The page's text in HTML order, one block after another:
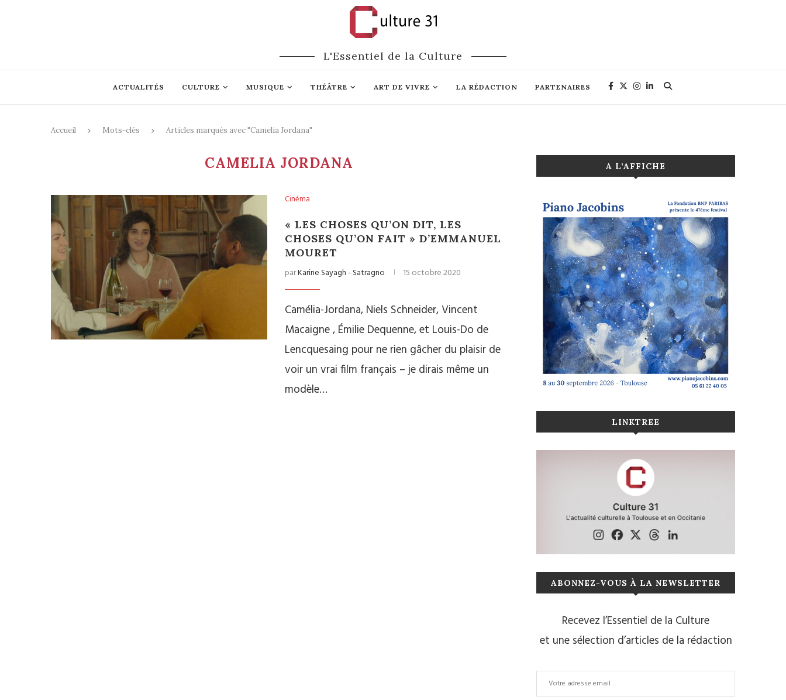
L'Essentiel de la Culture
ACTUALITÉS CULTURE MUSIQUE THÉÂTRE ART DE VIVRE LA RÉDACTION PARTENAIRES
Accueil Mots-clés Articles marqués avec "Camelia Jordana"
CAMELIA JORDANA
Cinéma
« LES CHOSES QU’ON DIT, LES
CHOSES QU’ON FAIT » D’EMMANUEL
MOURET
parKarine Sayagh - Satragno 15 octobre 2020
Camélia-Jordana, Niels Schneider, Vincent
Macaigne , Émilie Dequenne, et Louis-Do de
Lencquesaing pour ne rien gâcher du plaisir de
voir un vrai film français – je dirais même un
modèle…
A L’AFFICHE
LINKTREE
ABONNEZ-VOUS À LA NEWSLETTER
Recevez l’Essentiel de la Culture
et une sélection d’articles de la rédaction